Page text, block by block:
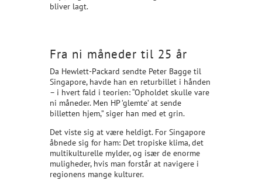
bliver lagt.
Fra ni måneder til 25 år
Da Hewlett-Packard sendte Peter Bagge til
Singapore, havde han en returbillet i hånden
– i hvert fald i teorien: “Opholdet skulle vare
ni måneder. Men HP ’glemte’ at sende
billetten hjem,” siger han med et grin.
Det viste sig at være heldigt. For Singapore
åbnede sig for ham: Det tropiske klima, det
multikulturelle mylder, og især de enorme
muligheder, hvis man forstår at navigere i
regionens mange kulturer.